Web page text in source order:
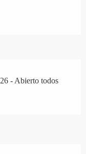
- Abierto todos